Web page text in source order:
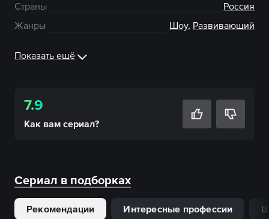
Страны
Россия
Жанры
Шоу, Развивающий
Показать ещё
7.9
Как вам сериал?
Сериал в подборках
Рекомендации Интересные профессии